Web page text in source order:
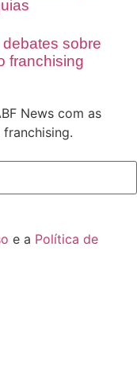
sobre
franchising
News com as
e a Política de